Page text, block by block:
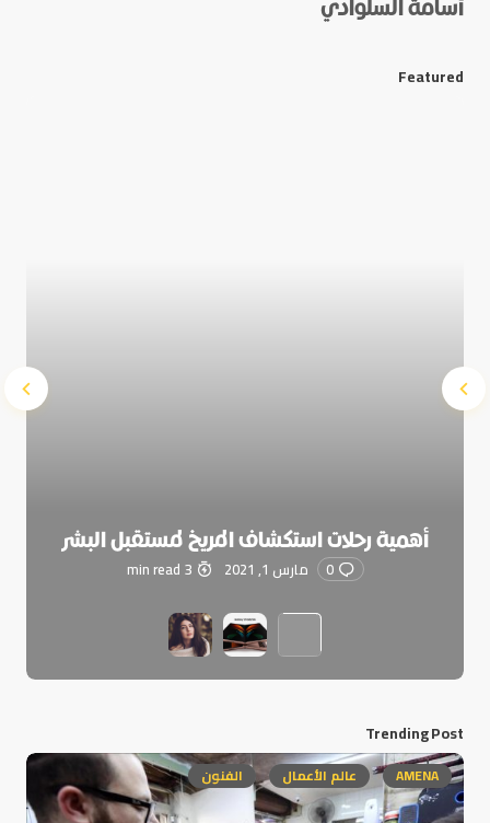
E-mail
*
أسامة السلوادي
Featured
أهمية رحلات استكشاف المريخ لمستقبل البشر
0 مارس 1, 2021 3 min read
Trending Post
AMENA عالم الأعمال الفنون